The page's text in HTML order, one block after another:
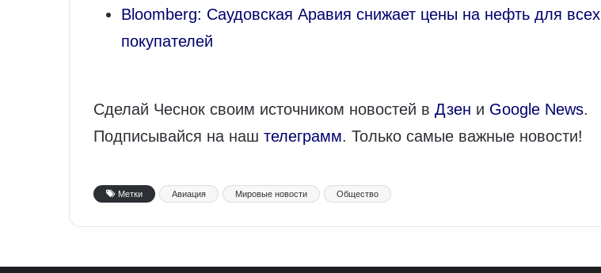
Bloomberg: Саудовская Аравия снижает цены на нефть для всех
покупателей
Сделай Чеснок своим источником новостей в Дзен и Google News.
Подписывайся на наш телеграмм. Только самые важные новости!
Метки Авиация Мировые новости Общество